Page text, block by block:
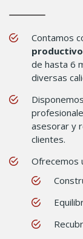
Contamos
de hasta 6
diversas
asesorar y
clientes.
Ofrecemos